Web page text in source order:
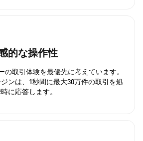
的な操作性
の取引体験を最優先に考えています。
ンは、1秒間に最大30万件の取引を処
に応答します。